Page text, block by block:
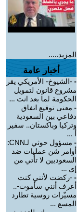
المزيد.....
أخبار عامة
- -الشيوخ- الأمريكي يقر
مشروع قانون لتمويل
الحكومة لما بعد انت ...
- معنى توقيع اتفاق
دفاعي بين السعودية
وتركيا وباكستان.. سفير
أ ...
-
مسؤول حوثي لـCNN:
أوامر شن عمليات ضد
السعوديين لا تأتي من
إي ...
- -ركضت لأنني كنت
أعرف أنني سأموت-..
مسيّرات روسية تطارد
المسع ...